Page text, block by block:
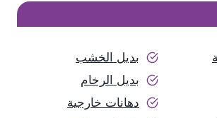
بديل الخشب
بديل الرخام
دهانات خارجية